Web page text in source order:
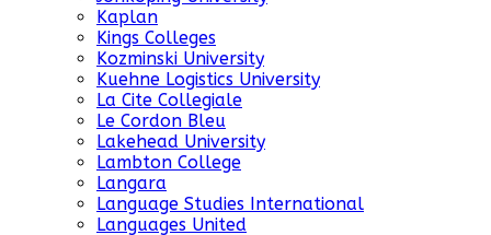
Kaplan
Kings Colleges
Kozminski University
Kuehne Logistics University
La Cite Collegiale
Le Cordon Bleu
Lakehead University
Lambton College
Langara
Language Studies International
Languages United